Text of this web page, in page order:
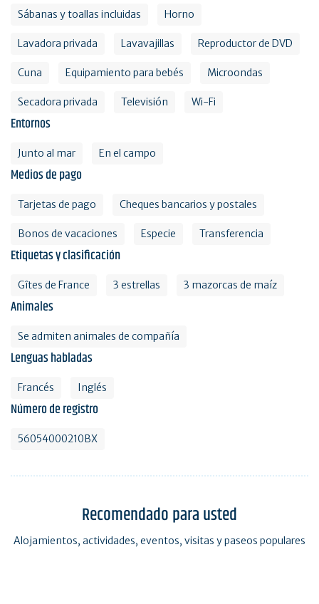
Sábanas y toallas incluidas Horno
Lavadora privada Lavavajillas Reproductor de DVD
Cuna Equipamiento para bebés Microondas
Secadora privada Televisión Wi-Fi
Entornos
Junto al mar En el campo
Medios de pago
Tarjetas de pago Cheques bancarios y postales
Bonos de vacaciones Especie Transferencia
Etiquetas y clasificación
Gîtes de France 3 estrellas 3 mazorcas de maíz
Animales
Se admiten animales de compañía
Lenguas habladas
Francés Inglés
Número de registro
56054000210BX
Recomendado para usted
Alojamientos, actividades, eventos, visitas y paseos populares